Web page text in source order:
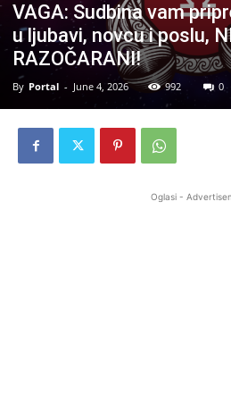
VAGA: Sudbina vam
u ljubavi, novcu i poslu,
RAZOČARANI!
By Portal - June 4, 2026 992 0
Oglasi -